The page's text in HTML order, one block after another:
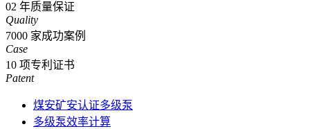
02 年质量保证
Quality
7000 家成功案例
Case
10 项专利证书
Patent
煤安矿安认证多级泵
多级泵效率计算